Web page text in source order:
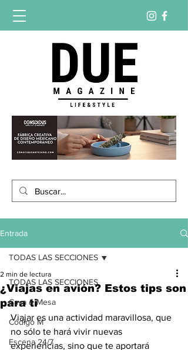
Entrada
TODAS LAS SECCIONES
Cava & Mesa
Código M
Escena 24/7
TODAS LAS SECCIONES
¿Viajas en avión? Estos tips son
para ti
2 min de lectura
Viajar es una actividad maravillosa, que
no sólo te hará vivir nuevas
experiencias, sino que te aportará